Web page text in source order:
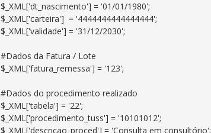
$_XML['dt_nascimento'] = '01/01/1980';
$_XML['carteira']  = '4444444444444444';
$_XML['validade'] = '31/12/2030';
#Dados da Fatura / Lote
$_XML['fatura_remessa'] = '123';
#Dados do procedimento realizado
$_XML['tabela'] = '22';
$_XML['procedimento_tuss'] = '10101012';
$_XML['descricao_proced'] = 'Consulta em consultório';